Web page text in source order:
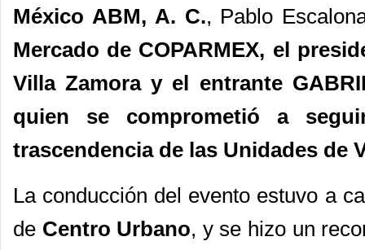
México ABM, A. C., Pablo
Mercado de COPARMEX, el
Villa Zamoray el entrante
quien se comprometió a
trascendencia de las Unidades de
La conducción del evento estuvo a
de Centro Urbano, y se hizo un